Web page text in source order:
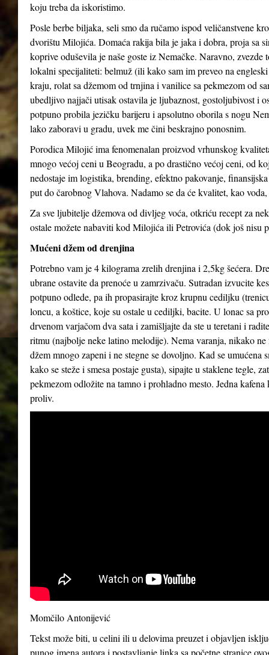
koju treba da iskoristimo.
Posle berbe biljaka, seli smo da ručamo ispod veličanstvene
dvorištu Milojića. Domaća rakija bila je jaka i dobra, proja sa
koprive oduševila je naše goste iz Nemačke. Naravno,
lokalni specijaliteti: belmuž (ili kako sam im preveo na
kraju, rolat sa džemom od trnjina i vanilice sa pekmezom od
ubedljivo najjači utisak ostavila je ljubaznost, gostoljubivost i
potpuno probila jezičku barijeru i apsolutno oborila s nogu
lako zaboravi u gradu, uvek me čini beskrajno ponosnim.
Porodica Milojić ima fenomenalan proizvod vrhunskog
mnogo većoj ceni u Beogradu, a po drastično većoj ceni, od
nedostaje im logistika, brending, efektno pakovanje,
put do čarobnog Vlahova. Nadamo se da će kvalitet, kao
Za sve ljubitelje džemova od divljeg voća, otkriću recept za
ostale možete nabaviti kod Milojića ili Petrovića (dok još nisu
Mućeni džem od drenjina
Potrebno vam je 4 kilograma zrelih drenjina i 2,5kg šećera.
ubrane ostavite da prenoće u zamrzivaču. Sutradan izvucite
potpuno odlede, pa ih propasirajte kroz krupnu cediljku
loncu, a koštice, koje su ostale u cediljki, bacite. U lonac sa
drvenom varjačom dva sata i zamišljajte da ste u teretani i
ritmu (najbolje neke latino melodije). Nema varanja, nikako
džem mnogo zapeni i ne stegne se dovoljno. Kad se umućena
kako se steže i smesa postaje gusta), sipajte u staklene tegle,
pekmezom odložite na tamno i prohladno mesto. Jedna
proliv.
Momčilo Antonijević
Tekst može biti, u celini ili u delovima preuzet i objavljen
punog imena autora i postavljanje linka sa početne stranice